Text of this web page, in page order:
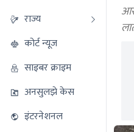
राज्य
कोर्ट न्यूज
साइबर क्राइम
अनसुलझे केस
इंटरनेशनल